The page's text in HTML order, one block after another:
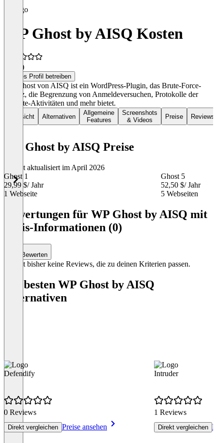
WP Ghost by AISQ Kosten
(2)
Dieses Profil betreiben
WP Ghost von AISQ ist ein WordPress-Plugin, das Brute-Force-
Schutz, die Begrenzung von Anmeldeversuchen, Protokolle der
Website-Aktivitäten und mehr bietet.
Übersicht Alternativen
Allgemeine
Features
Screenshots
& Videos
Preise Reviews
WP Ghost by AISQ Preise
Zuletzt aktualisiert im April 2026
Ghost 1
29,99 $/ Jahr
1 Webseite
Ghost 5
52,50 $/ Jahr
5 Webseiten
Bewertungen für WP Ghost by AISQ mit
Preis-Informationen (0)
Bewerten
Es gibt bisher keine Reviews, die zu deinen Kriterien passen.
Die besten WP Ghost by AISQ
Alternativen
Defendify
0 Reviews
Direkt vergleichen Preise ansehen
Intruder
1 Reviews
Direkt vergleichen